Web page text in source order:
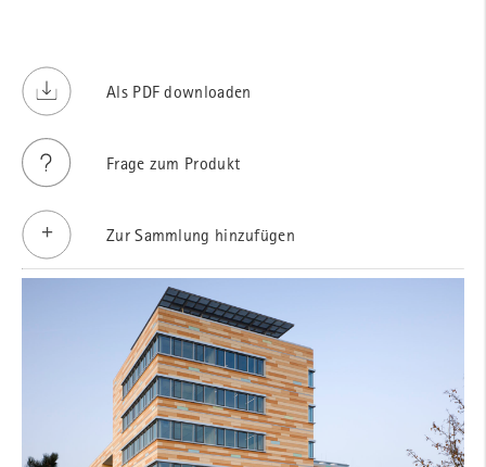
Als PDF downloaden
Frage zum Produkt
Zur Sammlung hinzufügen